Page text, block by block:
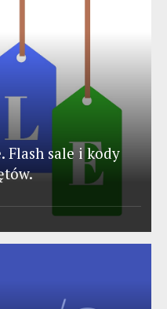
Flash sale i kody